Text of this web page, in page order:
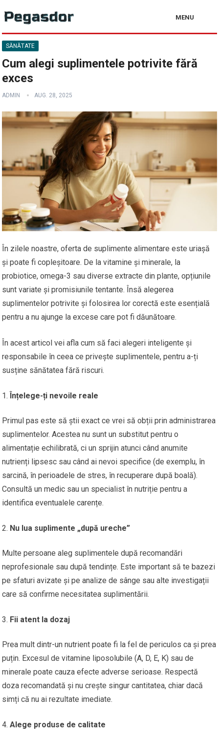
MENU
SĂNĂTATE
Cum alegi suplimentele potrivite fără
exces
ADMIN AUG. 28, 2025
În zilele noastre, oferta de suplimente alimentare este uriașă
și poate fi copleșitoare. De la vitamine și minerale, la
probiotice, omega-3 sau diverse extracte din plante, opțiunile
sunt variate și promisiunile tentante. Însă alegerea
suplimentelor potrivite și folosirea lor corectă este esențială
pentru a nu ajunge la excese care pot fi dăunătoare.
În acest articol vei afla cum să faci alegeri inteligente și
responsabile în ceea ce privește suplimentele, pentru a-ți
susține sănătatea fără riscuri.
Înțelege-ți nevoile reale
Primul pas este să știi exact ce vrei să obții prin administrarea
suplimentelor. Acestea nu sunt un substitut pentru o
alimentație echilibrată, ci un sprijin atunci când anumite
nutrienți lipsesc sau când ai nevoi specifice (de exemplu, în
sarcină, în perioadele de stres, în recuperare după boală).
Consultă un medic sau un specialist în nutriție pentru a
identifica eventualele carențe.
Nu lua suplimente „după ureche”
Multe persoane aleg suplimentele după recomandări
neprofesionale sau după tendințe. Este important să te bazezi
pe sfaturi avizate și pe analize de sânge sau alte investigații
care să confirme necesitatea suplimentării.
Fii atent la dozaj
Prea mult dintr-un nutrient poate fi la fel de periculos ca și prea
puțin. Excesul de vitamine liposolubile (A, D, E, K) sau de
minerale poate cauza efecte adverse serioase. Respectă
doza recomandată și nu crește singur cantitatea, chiar dacă
simți că nu ai rezultate imediate.
Alege produse de calitate